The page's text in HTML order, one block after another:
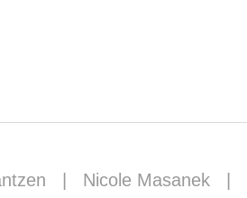
Nicole Masanek